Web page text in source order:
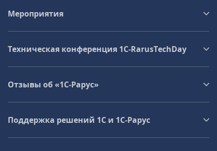
Мероприятия
Техническая конференция 1C‑RarusTechDay
Отзывы об «1С-Рарус»
Поддержка решений 1С и 1С‑Рарус